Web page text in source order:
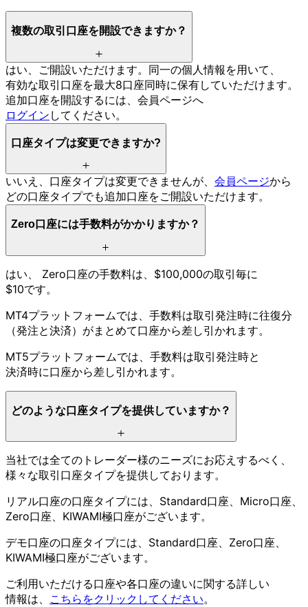
複数の取引口座を開設できますか？
はい、 ご開設いただけます。 同一の個人情報を用いて、
有効な取引口座を最大8口座同時に保有していただけます。
追加口座を開設するには、 会員ページへ
ログイン してください。
口座タイプは変更できますか?
いいえ、 口座タイプは変更できませんが、 会員ページから
どの口座タイプでも追加口座をご開設いただけます。
Zero口座には手数料がかかりますか？
はい、 Zero口座の手数料は、 $100,000の取引毎に
$10です。
MT4プラットフォームでは、 手数料は取引発注時に往復分
（発注と決済）がまとめて口座から差し引かれます。
MT5プラットフォームでは、 手数料は取引発注時と
決済時に口座から差し引かれます。
どのような口座タイプを提供していますか？
当社では全ての トレーダー様のニーズにお応えするべく、
様々な取引口座タイプを提供しております。
リアル口座の口座タイプには、 Standard口座、 Micro口座、
Zero口座、 KIWAMI極口座がございます。
デモ口座の口座タイプには、 Standard口座、 Zero口座、
KIWAMI極口座がございます。
ご利用いただける口座や各口座の違いに関する詳しい
情報は、 こちらをクリックしてください。